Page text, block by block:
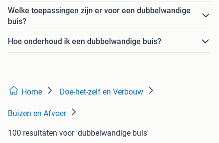
Welke toepassingen zijn er voor een dubbelwandige
buis?
Hoe onderhoud ik een dubbelwandige buis?
Home Doe-het-zelf en Verbouw
Buizen en Afvoer
100 resultaten voor 'dubbelwandige buis'